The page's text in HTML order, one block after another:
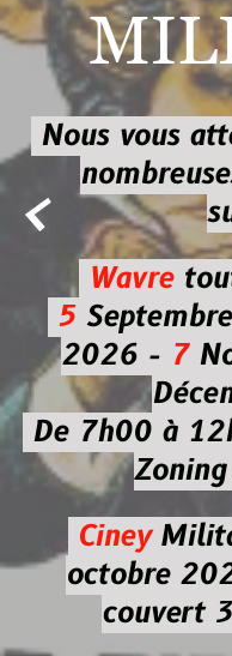

Nous vous
Wavre
5
2026 -7
De 7h00 à
Ciney
octobre
couvert